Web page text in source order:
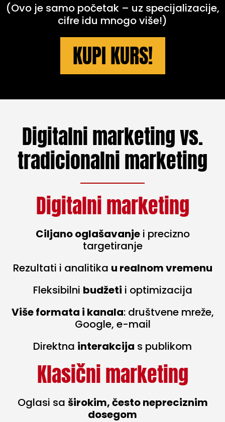
(Ovo je samo početak – uz specijalizacije,
cifre idu mnogo više!)
KUPI KURS!
Digitalni marketing vs.
tradicionalni marketing
Digitalni marketing
Ciljano oglašavanjei precizno
targetiranje
Rezultati i analitika u realnom vremenu
Fleksibilni budžeti i optimizacija
Više formata i kanala: društvene mreže,
Google, e-mail
Direktna interakcija s publikom
Klasični marketing
Oglasi sa širokim, često nepreciznim
dosegom